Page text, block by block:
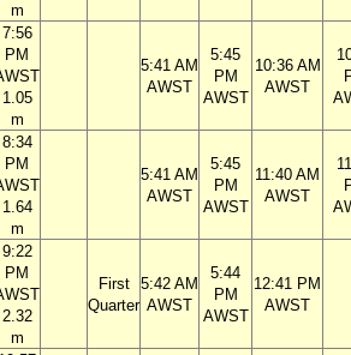
m
7:56
PM
1.05
m
5:41 AM
AWST
5:45
PM
AWST
10:36 AM
AWST
8:34
PM
1.64
m
5:41 AM
AWST
5:45
PM
AWST
11:40 AM
AWST
9:22
PM
2.32
m
First
Quarter
5:42 AM
AWST
5:44
PM
AWST
12:41 PM
AWST